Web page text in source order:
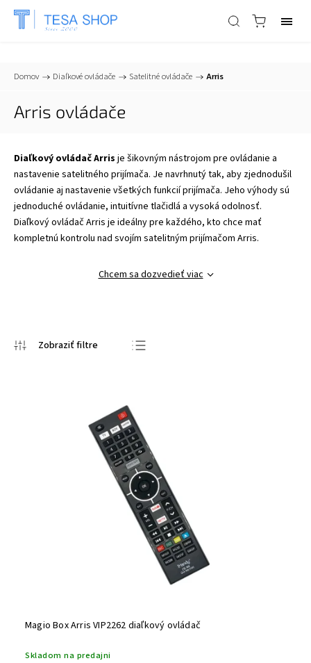
📞+421 903 553 805 info@tesa-systems.sk
Domov / Diaľkové ovládače / Satelitné ovládače / Arris
Arris ovládače
Diaľkový ovládač Arris je šikovným nástrojom pre ovládanie a
nastavenie satelitného prijímača. Je navrhnutý tak, aby zjednodušil
ovládanie aj nastavenie všetkých funkcií prijímača. Jeho výhody sú
jednoduché ovládanie, intuitívne tlačidlá a vysoká odolnosť.
Diaľkový ovládač Arris je ideálny pre každého, kto chce mať
kompletnú kontrolu nad svojím satelitným prijímačom Arris.
Chcem sa dozvedieť viac
Magio Box Arris VIP2262 diaľkový ovládač
Skladom na predajni